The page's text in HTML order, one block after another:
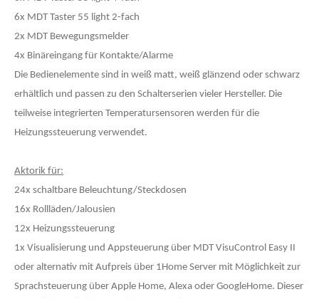
6x MDT Taster 55 light 2-fach
2x MDT Bewegungsmelder
4x Binäreingang für Kontakte/Alarme
Die Bedienelemente sind in weiß matt, weiß glänzend oder schwarz
erhältlich und passen zu den Schalterserien vieler Hersteller. Die
teilweise integrierten Temperatursensoren werden für die
Heizungssteuerung verwendet.
Aktorik für:
24x schaltbare Beleuchtung/Steckdosen
16x Rollläden/Jalousien
12x Heizungssteuerung
1x Visualisierung und Appsteuerung über MDT VisuControl Easy II
oder alternativ mit Aufpreis über 1Home Server mit Möglichkeit zur
Sprachsteuerung über Apple Home, Alexa oder GoogleHome. Dieser